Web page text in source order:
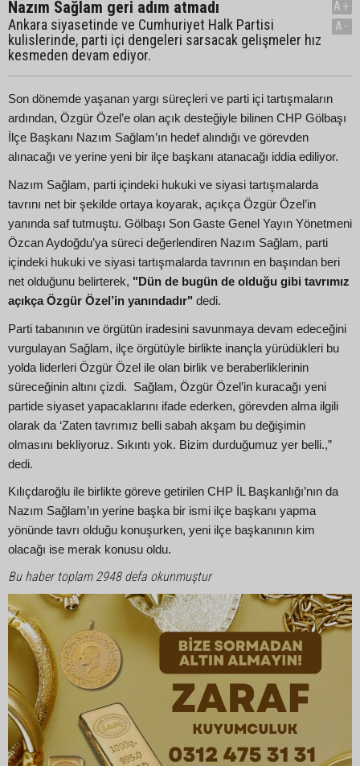
Nazım Sağlam geri adım atmadı
Ankara siyasetinde ve Cumhuriyet Halk Partisi
kulislerinde, parti içi dengeleri sarsacak gelişmeler hız
kesmeden devam ediyor.
A+
A-
Son dönemde yaşanan yargı süreçleri ve parti içi tartışmaların
ardından, Özgür Özel’e olan açık desteğiyle bilinen CHP Gölbaşı
İlçe Başkanı Nazım Sağlam’ın hedef alındığı ve görevden
alınacağı ve yerine yeni bir ilçe başkanı atanacağı iddia ediliyor.
Nazım Sağlam, parti içindeki hukuki ve siyasi tartışmalarda
tavrını net bir şekilde ortaya koyarak, açıkça Özgür Özel’in
yanında saf tutmuştu. Gölbaşı Son Gaste Genel Yayın Yönetmeni
Özcan Aydoğdu’ya süreci değerlendiren Nazım Sağlam, parti
içindeki hukuki ve siyasi tartışmalarda tavrının en başından beri
net olduğunu belirterek, "Dün de bugün de olduğu gibi tavrımız
açıkça Özgür Özel’in yanındadır" dedi.
Parti tabanının ve örgütün iradesini savunmaya devam edeceğini
vurgulayan Sağlam, ilçe örgütüyle birlikte inançla yürüdükleri bu
yolda liderleri Özgür Özel ile olan birlik ve beraberliklerinin
süreceğinin altını çizdi. Sağlam, Özgür Özel’in kuracağı yeni
partide siyaset yapacaklarını ifade ederken, görevden alma ilgili
olarak da ‘Zaten tavrımız belli sabah akşam bu değişimin
olmasını bekliyoruz. Sıkıntı yok. Bizim durduğumuz yer belli.,”
dedi.
Kılıçdaroğlu ile birlikte göreve getirilen CHP İL Başkanlığı’nın da
Nazım Sağlam’ın yerine başka bir ismi ilçe başkanı yapma
yönünde tavrı olduğu konuşurken, yeni ilçe başkanının kim
olacağı ise merak konusu oldu.
Bu haber toplam 2948 defa okunmuştur